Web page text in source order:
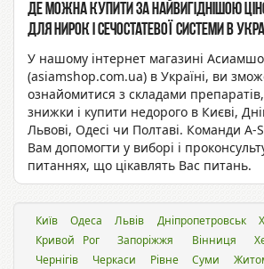
Де можна купити за найвигіднішою
для нирок і сечостатевої системи в
У нашому інтернет магазині
(asiamshop.com.ua) в Україні, ви
ознайомитися з складами
знижки і купити недорого в Києві,
Львові, Одесі чи Полтаві. Команди A-
Вам допомогти у виборі і
питаннях, що цікавлять Вас питань.
Київ Одеса Львiв Дніпропетровськ
Кривой Рог
Запоріжжя Вінниця
Чернігів
Черкаси Рівне Суми